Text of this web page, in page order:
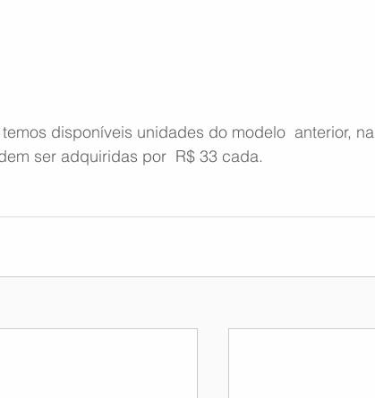
disponíveis unidades do modelo  anterior, na
ser adquiridas por  R$ 33 cada.